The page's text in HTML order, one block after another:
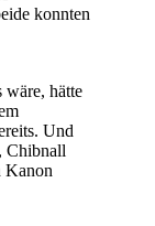
konnten
wäre, hätte
Und
Chibnall
Kanon